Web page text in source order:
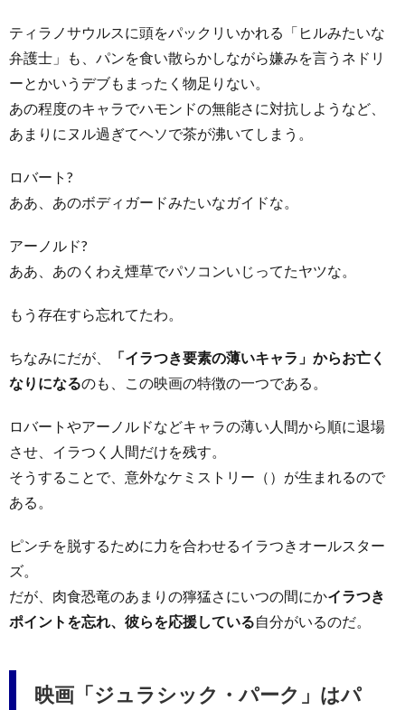
ティラノサウルスに頭をパックリいかれる「ヒルみたいな
弁護士」も、パンを食い散らかしながら嫌みを言うネドリ
ーとかいうデブもまったく物足りない。
あの程度のキャラでハモンドの無能さに対抗しようなど、
あまりにヌル過ぎてヘソで茶が沸いてしまう。
ロバート?
ああ、あのボディガードみたいなガイドな。
アーノルド?
ああ、あのくわえ煙草でパソコンいじってたヤツな。
もう存在すら忘れてたわ。
ちなみにだが、
「イラつき要素の薄いキャラ」からお亡く
なりになるのも、この映画の特徴の一つである。
ロバートやアーノルドなどキャラの薄い人間から順に退場
させ、イラつく人間だけを残す。
そうすることで、意外なケミストリー（）が生まれるので
ある。
ピンチを脱するために力を合わせるイラつきオールスター
ズ。
だが、肉食恐竜のあまりの獰猛さにいつの間にかイラつき
ポイントを忘れ、彼らを応援している自分がいるのだ。
映画「ジュラシック・パーク」はパ